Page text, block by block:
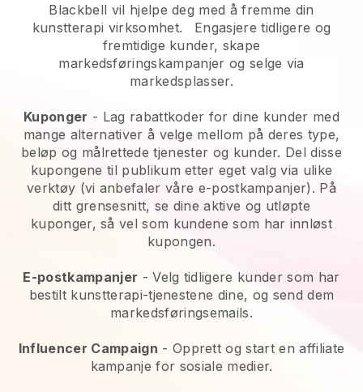
Blackbell vil hjelpe deg med å fremme din
kunstterapi virksomhet.
Engasjere tidligere og
fremtidige kunder, skape
markedsføringskampanjer og selge via
markedsplasser.
Kuponger - Lag rabattkoder for dine kunder med
mange alternativer å velge mellom på deres type,
beløp og målrettede tjenester og kunder. Del disse
kupongene til publikum etter eget valg via ulike
verktøy (vi anbefaler våre e-postkampanjer). På
ditt grensesnitt, se dine aktive og utløpte
kuponger, så vel som kundene som har innløst
kupongen.
E-postkampanjer -Velg tidligere kunder som har
bestilt kunstterapi-tjenestene dine, og send dem
markedsføringsemails.
Influencer Campaign - Opprett og start en affiliate
kampanje for sosiale medier.